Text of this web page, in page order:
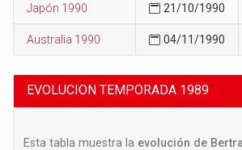
Japón 1990 21/10/1990
Australia 1990 04/11/1990
EVOLUCION TEMPORADA 1989
Esta tabla muestra la evolución de